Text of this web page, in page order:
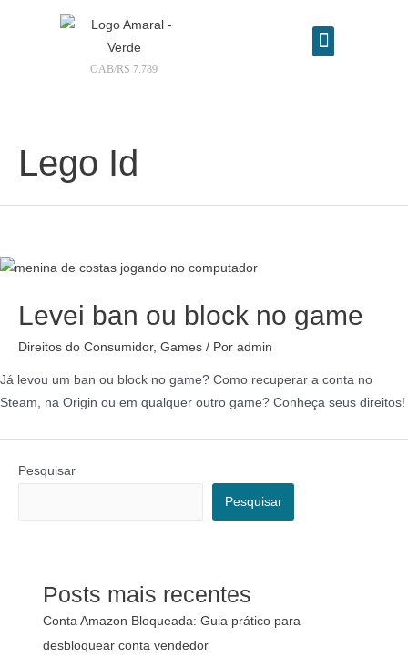
OAB/RS 7.789
Lego Id
Levei ban ou block no game
Direitos do Consumidor, Games / Por admin
Já levou um ban ou block no game? Como recuperar a conta no
Steam, na Origin ou em qualquer outro game? Conheça seus direitos!
Pesquisar
Pesquisar
Posts mais recentes
Conta Amazon Bloqueada: Guia prático para
desbloquear conta vendedor